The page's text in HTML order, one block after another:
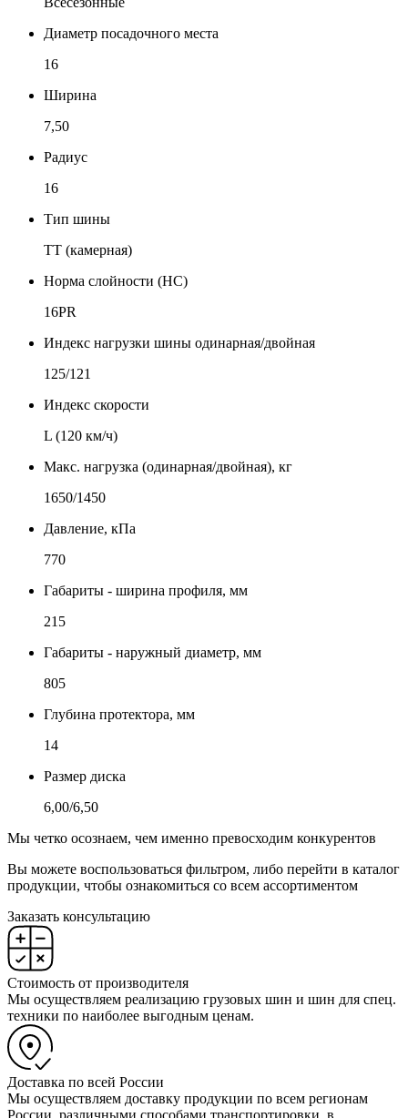
Диаметр посадочного места
16
Ширина
7,50
Радиус
16
Тип шины
TT (камерная)
Норма слойности (НС)
16PR
Индекс нагрузки шины одинарная/двойная
125/121
Индекс скорости
L (120 км/ч)
Макс. нагрузка (одинарная/двойная), кг
1650/1450
Давление, кПа
770
Габариты - ширина профиля, мм
215
Габариты - наружный диаметр, мм
805
Глубина протектора, мм
14
Размер диска
6,00/6,50
Мы четко осознаем, чем именно превосходим конкурентов
Вы можете воспользоваться фильтром, либо перейти в каталог
продукции, чтобы ознакомиться со всем ассортиментом
Заказать консультацию
Стоимость от производителя
Мы осуществляем реализацию грузовых шин и шин для спец.
техники по наиболее выгодным ценам.
Доставка по всей России
Мы осуществляем доставку продукции по всем регионам